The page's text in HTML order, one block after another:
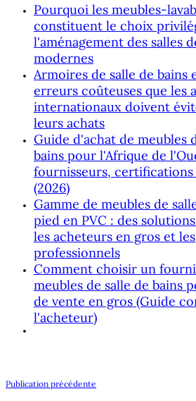
Pourquoi les meubles-
constituent le choix
l'aménagement des salles
modernes
Armoires de salle de bains
erreurs coûteuses que les
internationaux doivent
leurs achats
Guide d'achat de meubles
bains pour l'Afrique de
fournisseurs,
(2026)
Gamme de meubles de
pied en PVC : des
les acheteurs en gros et les
professionnels
Comment choisir un
meubles de salle de bains
de vente en gros (Guide
l'acheteur)
Publication précédente